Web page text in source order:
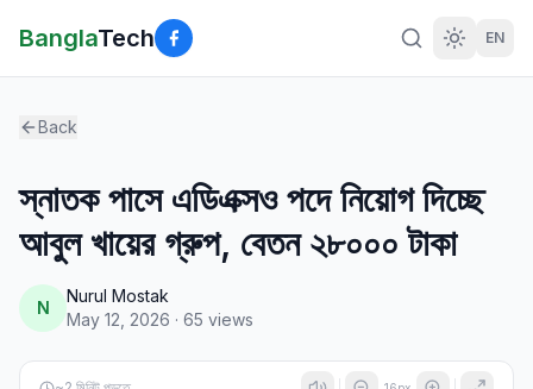
BanglaTech EN
Back
স্নাতক পাসে এডিএক্সও পদে নিয়োগ দিচ্ছে
আবুল খায়ের গ্রুপ, বেতন ২৮০০০ টাকা
N
Nurul Mostak
May 12, 2026 · 65 views